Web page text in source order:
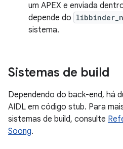
um APEX e enviada
depende do
sistema.
Sistemas de build
Dependendo do back-end, há
AIDL em código stub. Para
sistemas de build, consulte
Soong.